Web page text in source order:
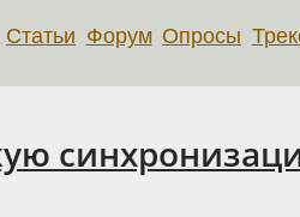
Статьи Форум Опросы